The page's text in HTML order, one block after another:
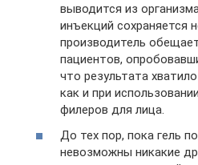
выводится из
инъекций сохраняется
производитель
пациентов,
что результата
как и при
филеров для лица.
До тех пор, пока гель
невозможны никакие